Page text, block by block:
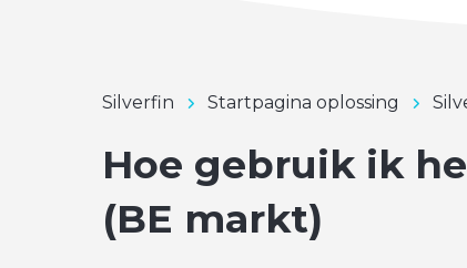
Silverfin Startpagina oplossing
Hoe gebruik ik
(BE markt)